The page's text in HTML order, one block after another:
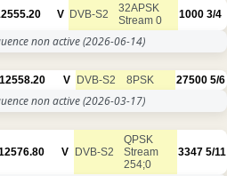
V DVB-S2
32APSK
Stream 0
1000 3/4
non active(2026-06-14)
12558.20 V DVB-S2 8PSK 27500 5/6
non active(2026-03-17)
V DVB-S2
QPSK
Stream
254;0
3347 5/11